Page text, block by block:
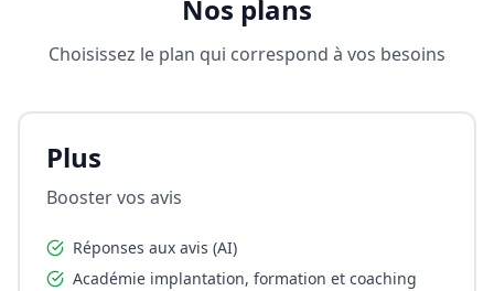
Nos plans
Choisissez le plan qui correspond à vos besoins
Plus
Booster vos avis
Réponses aux avis (AI)
Académie implantation, formation et coaching